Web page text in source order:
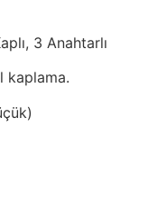
3 Anahtarlı
kaplama.